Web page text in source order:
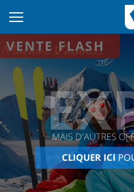
VENTE FLASH
MAIS D'AUTRES
CLIQUER ICI